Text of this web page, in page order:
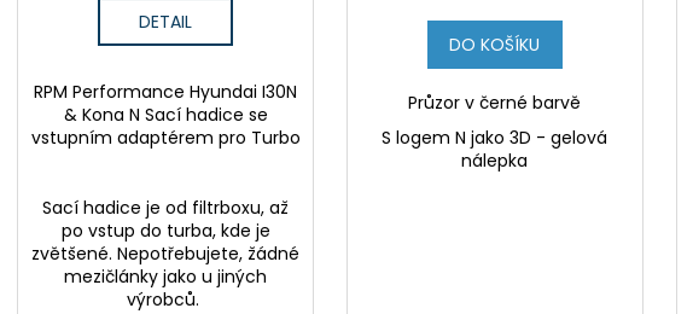
DETAIL
RPM Performance Hyundai I30N
& Kona N Sací hadice se
vstupním adaptérem pro Turbo
Sací hadice je od filtrboxu, až
po vstup do turba, kde je
zvětšené. Nepotřebujete, žádné
mezičlánky jako u jiných
výrobců.
DO KOŠÍKU
Průzor v černé barvě
S logem N jako 3D - gelová
nálepka